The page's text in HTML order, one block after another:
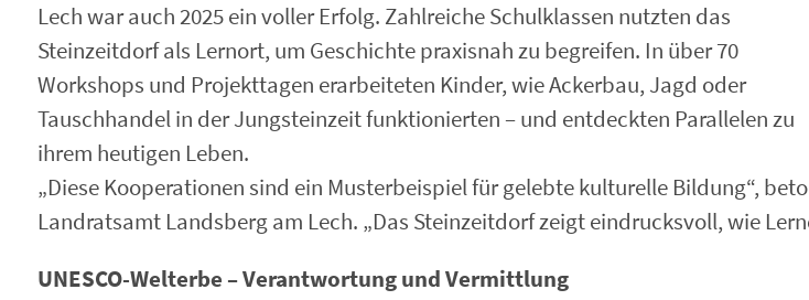
Lech war auch 2025 ein voller Erfolg. Zahlreiche Schulklassen nutzten das
Steinzeitdorf als Lernort, um Geschichte praxisnah zu begreifen. In über 70
Workshops und Projekttagen erarbeiteten Kinder, wie Ackerbau, Jagd oder
Tauschhandel in der Jungsteinzeit funktionierten – und entdeckten Parallelen zu
ihrem heutigen Leben.
„Diese Kooperationen sind ein Musterbeispiel für gelebte kulturelle Bildung“,
Landratsamt Landsberg am Lech. „Das Steinzeitdorf zeigt eindrucksvoll, wie
UNESCO-Welterbe – Verantwortung und Vermittlung